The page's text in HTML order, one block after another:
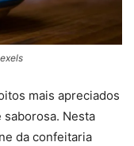
mais apreciados
Nesta
da confeitaria